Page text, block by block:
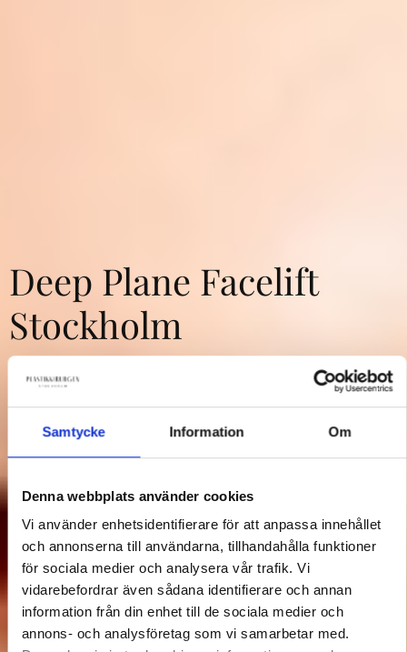
Samtycke Information Om
Denna webbplats använder cookies
Vi använder enhetsidentifierare för att anpassa innehållet
och annonserna till användarna, tillhandahålla funktioner
för sociala medier och analysera vår trafik. Vi
vidarebefordrar även sådana identifierare och annan
information från din enhet till de sociala medier och
annons- och analysföretag som vi samarbetar med.
Deep Plane Facelift
Stockholm
Naturlig ansiktsföryngring på djupet –
långvarigt resultat utan “opererat”
uttryck.
Boka Kontakt ⟶